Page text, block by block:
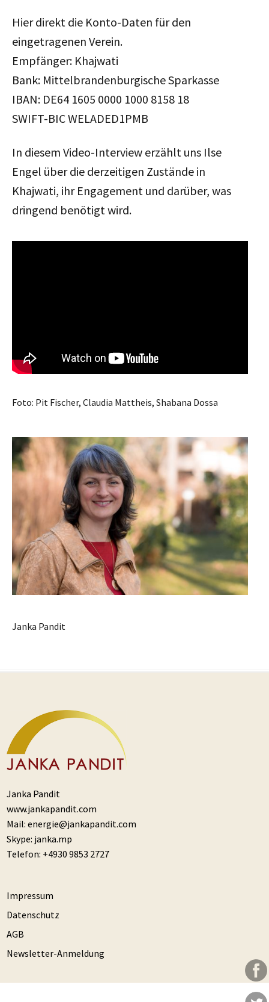
Hier direkt die Konto-Daten für den
eingetragenen Verein.
Empfänger: Khajwati
Bank: Mittelbrandenburgische Sparkasse
IBAN: DE64 1605 0000 1000 8158 18
SWIFT-BIC WELADED1PMB
In diesem Video-Interview erzählt uns Ilse
Engel über die derzeitigen Zustände in
Khajwati, ihr Engagement und darüber, was
dringend benötigt wird.
Foto: Pit Fischer, Claudia Mattheis, Shabana Dossa
Janka Pandit
Janka Pandit
www.jankapandit.com
Mail:energie@jankapandit.com
Skype: janka.mp
Telefon: +4930 9853 2727
Impressum
Datenschutz
AGB
Newsletter-Anmeldung